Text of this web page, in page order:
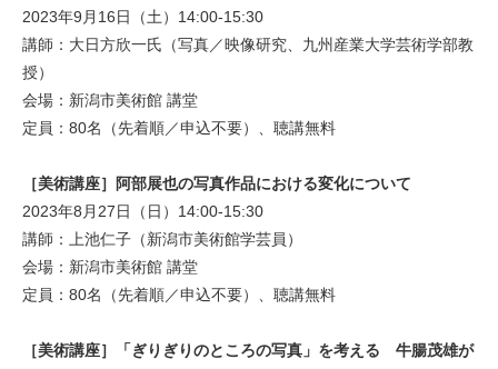
2023年9月16日（土）14:00-15:30
講師：大日方欣一氏（写真／映像研究、九州産業大学芸術学部教
授）
会場：新潟市美術館 講堂
定員：80名（先着順／申込不要）、聴講無料
［美術講座］阿部展也の写真作品における変化について
2023年8月27日（日）14:00-15:30
講師：上池仁子（新潟市美術館学芸員）
会場：新潟市美術館 講堂
定員：80名（先着順／申込不要）、聴講無料
［美術講座］「ぎりぎりのところの写真」を考える 牛腸茂雄が